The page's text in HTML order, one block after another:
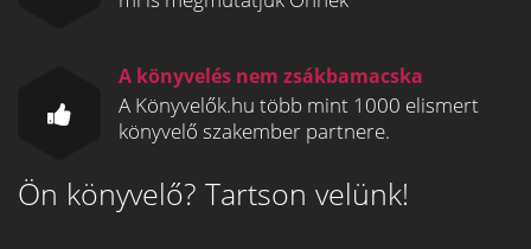
A könyvelés nem zsákbamacska
A Könyvelők.hu több mint 1000 elismert
könyvelő szakember partnere.
Ön könyvelő? Tartson velünk!